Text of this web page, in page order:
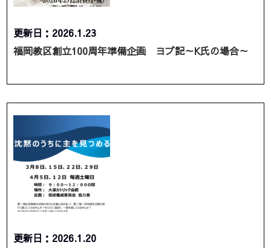
更新日：2026.1.23
福岡教区創立100周年準備企画 ヨブ記～K氏の場合～
更新日：2026.1.20